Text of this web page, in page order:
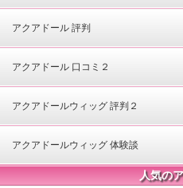
アクアドール 評判
アクアドール 口コミ２
アクアドールウィッグ 評判２
アクアドールウィッグ 体験談
人気の